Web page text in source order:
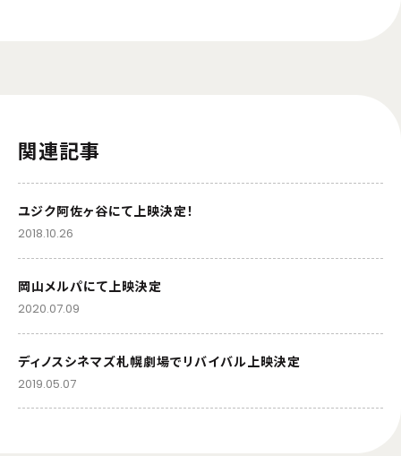
関連記事
ユジク阿佐ヶ谷にて上映決定！
2018.10.26
岡山メルパにて上映決定
2020.07.09
ディノスシネマズ札幌劇場でリバイバル上映決定
2019.05.07